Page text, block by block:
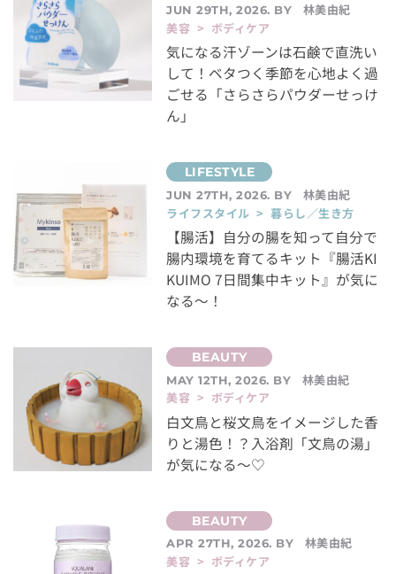
JUN 29TH, 2026. BY
林美由紀
美容 > ボディケア
気になる汗ゾーンは石鹸で直洗い
して！ベタつく季節を心地よく過
ごせる「さらさらパウダーせっけ
ん」
JUN 27TH, 2026. BY
林美由紀
ライフスタイル > 暮らし／生き方
【腸活】自分の腸を知って自分で
腸内環境を育てるキット『腸活KI
KUIMO 7日間集中キット』が気に
なる～！
MAY 12TH, 2026. BY
林美由紀
美容 > ボディケア
白文鳥と桜文鳥をイメージした香
りと湯色！？入浴剤「文鳥の湯」
が気になる～♡
APR 27TH, 2026. BY
林美由紀
美容 > ボディケア